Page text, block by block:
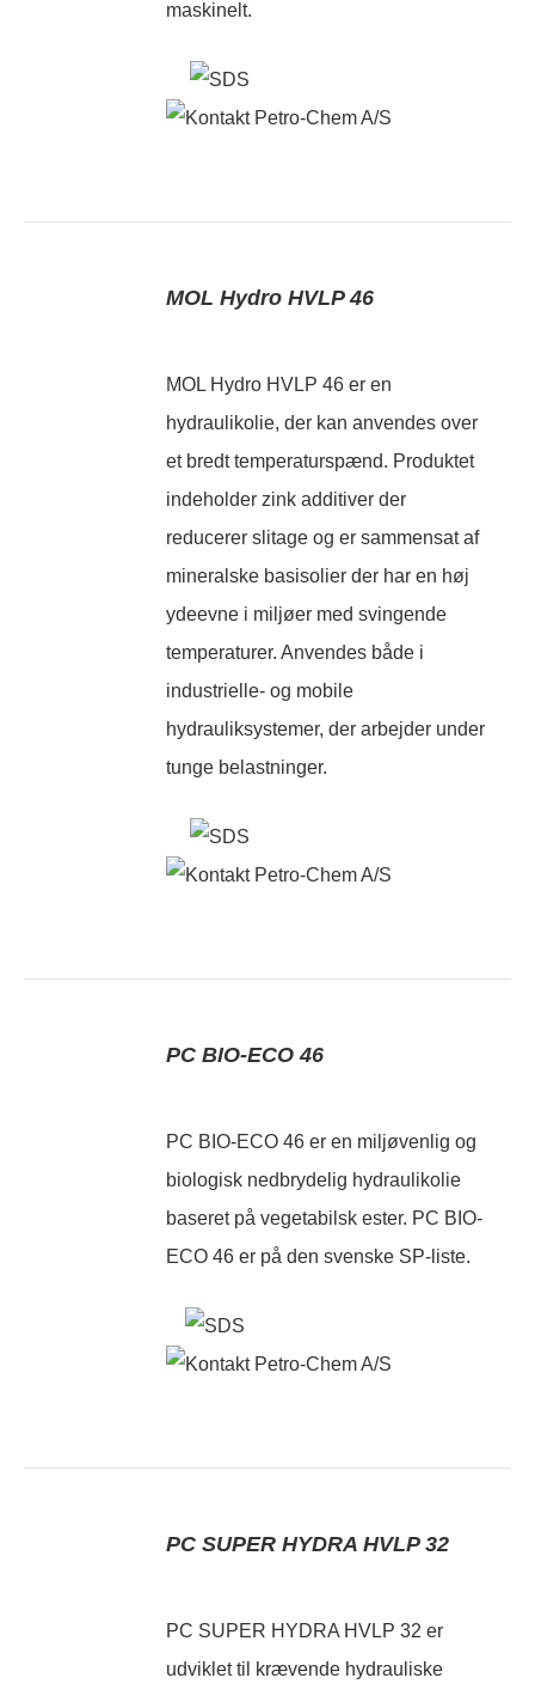
maskinelt.
MOL Hydro HVLP 46
MOL Hydro HVLP 46 er en
hydraulikolie, der kan anvendes over
et bredt temperaturspænd. Produktet
indeholder zink additiver der
reducerer slitage og er sammensat af
mineralske basisolier der har en høj
ydeevne i miljøer med svingende
temperaturer. Anvendes både i
industrielle- og mobile
hydrauliksystemer, der arbejder under
tunge belastninger.
PC BIO-ECO 46
PC BIO-ECO 46 er en miljøvenlig og
biologisk nedbrydelig hydraulikolie
baseret på vegetabilsk ester. PC BIO-
ECO 46 er på den svenske SP-liste.
PC SUPER HYDRA HVLP 32
PC SUPER HYDRA HVLP 32 er
udviklet til krævende hydrauliske